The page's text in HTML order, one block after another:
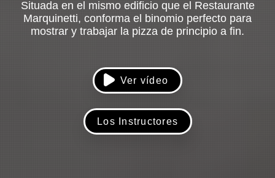
Situada en el mismo edificio que el Restaurante
Marquinetti, conforma el binomio perfecto para
mostrar y trabajar la pizza de principio a fin.
Ver vídeo
Los Instructores